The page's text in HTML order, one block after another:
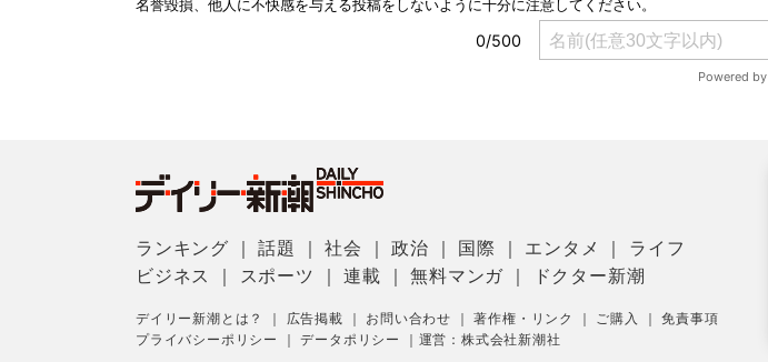
ランキング ｜話題 ｜社会 ｜政治 国際 エンタメ
ライフ
ビジネス
スポーツ ｜連載 ｜無料マンガ ドクター新潮
デイリー新潮とは？ ｜ 広告掲載 ｜ お問い合わせ ｜著作権・リンク ｜ ご購入 ｜免責事項
プライバシーポリシー
｜データポリシー ｜ 運営：株式会社新潮社